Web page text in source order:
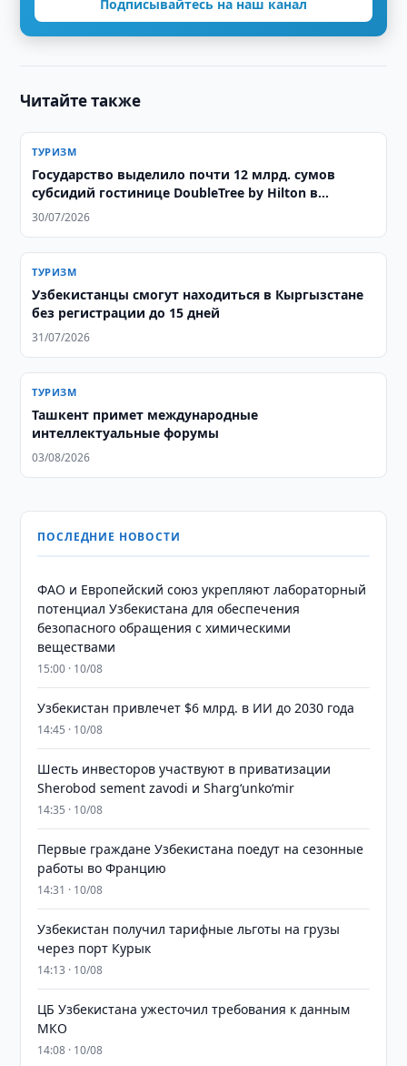
Подписывайтесь на наш канал
Читайте также
ТУРИЗМ
Государство выделило почти 12 млрд. сумов
субсидий гостинице DoubleTree by Hilton в
Ташкенте
30/07/2026
ТУРИЗМ
Узбекистанцы смогут находиться в Кыргызстане
без регистрации до 15 дней
31/07/2026
ТУРИЗМ
Ташкент примет международные
интеллектуальные форумы
03/08/2026
ПОСЛЕДНИЕ НОВОСТИ
ФАО и Европейский союз укрепляют лабораторный
потенциал Узбекистана для обеспечения
безопасного обращения с химическими
веществами
15:00 · 10/08
Узбекистан привлечет $6 млрд. в ИИ до 2030 года
14:45 · 10/08
Шесть инвесторов участвуют в приватизации
Sherobod sement zavodi и Shargʻunkoʻmir
14:35 · 10/08
Первые граждане Узбекистана поедут на сезонные
работы во Францию
14:31 · 10/08
Узбекистан получил тарифные льготы на грузы
через порт Курык
14:13 · 10/08
ЦБ Узбекистана ужесточил требования к данным
МКО
14:08 · 10/08